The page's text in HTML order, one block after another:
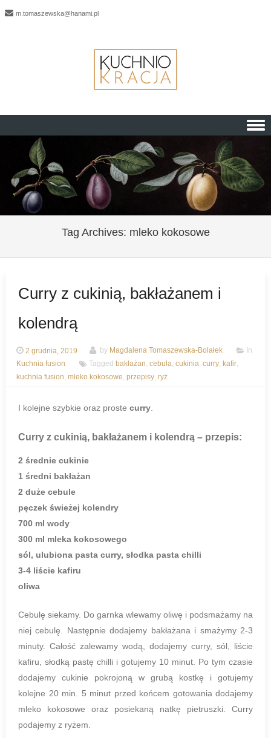
m.tomaszewska@hanami.pl
Skip to content
Tag Archives: mleko kokosowe
Curry z cukinią, bakłażanem i
kolendrą
2 grudnia, 2019 by Magdalena Tomaszewska-Bolałek
In
Kuchnia fusion
Tagged bakłażan, cebula, cukinia, curry, kafir,
kuchnia fusion, mleko kokosowe, przepisy, ryż
I kolejne szybkie oraz proste curry.
Curry z cukinią, bakłażanem i kolendrą – przepis:
2 średnie cukinie
1 średni bakłażan
2 duże cebule
pęczek świeżej kolendry
700 ml wody
300 ml mleka kokosowego
sól, ulubiona pasta curry, słodka pasta chilli
3-4 liście kafiru
oliwa
Cebulę siekamy. Do garnka wlewamy oliwę i podsmażamy na
niej cebulę. Następnie dodajemy bakłażana i smażymy 2-3
minuty. Całość zalewamy wodą, dodajemy curry, sól, liście
kafiru, słodką pastę chilli i gotujemy 10 minut. Po tym czasie
dodajemy cukinie pokrojoną w grubą kostkę i gotujemy
kolejne 20 min. 5 minut przed końcem gotowania dodajemy
mleko kokosowe oraz posiekaną natkę pietruszki. Curry
podajemy z ryżem.